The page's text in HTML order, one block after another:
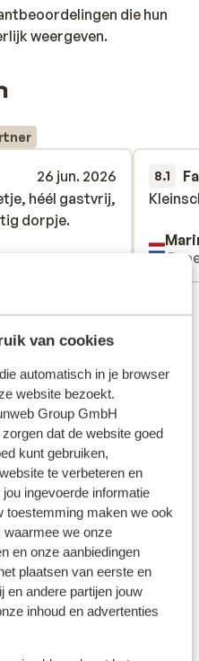
van cookies
automatisch in je browser
website bezoekt.
Group GmbH
dat de website goed
kunt gebruiken,
te verbeteren en
ingevoerde informatie
toestemming maken we ook
we onze
en onze aanbiedingen
plaatsen van eerste en
en andere partijen jouw
inhoud en advertenties
die hun
weergeven.
26 jun. 2026
héél gastvrij,
dorpje.
héél gastvrij,
dorpje.
8.1
op kaart